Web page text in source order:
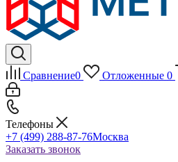
Сравнение0 Отложенные 0
Телефоны
+7 (499) 288-87-76Москва
Заказать звонок